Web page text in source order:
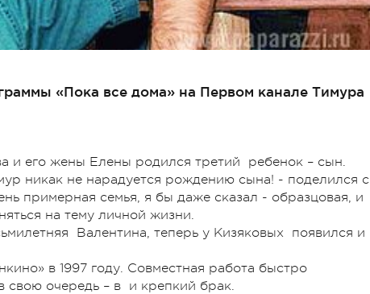
«Пока все дома» на Первом канале Тимура
и его жены Елены родился третий ребенок – сын.
никак не нарадуется рождению сына! - поделился с
примерная семья, я бы даже сказал - образцовая, и
на тему личной жизни.
Валентина, теперь у Кизяковых появился и
в 1997 году. Совместная работа быстро
очередь – в и крепкий брак.